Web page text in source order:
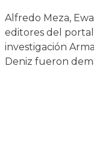
Alfredo Meza,
editores del
investigación
Deniz fueron